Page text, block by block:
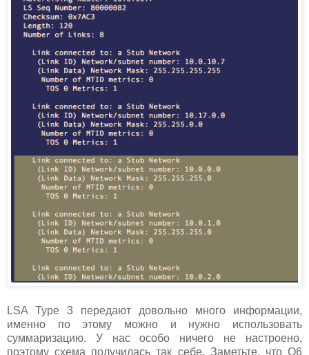
LSA Type 3 передают довольно много информации,
именно по этому можно и нужно использовать
суммаризацию. У нас особо ничего не настроено,
поэтому схема получилась так себе. Заметьте, что О6